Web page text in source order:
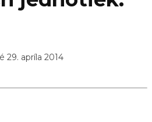
29. apríla 2014